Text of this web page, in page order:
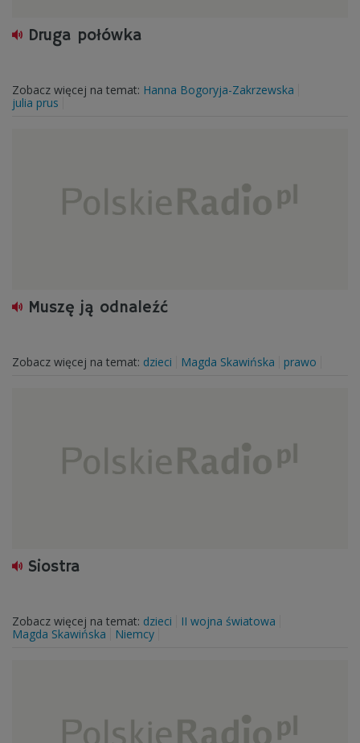
Druga połówka
Zobacz więcej na temat: Hanna Bogoryja-Zakrzewska
julia prus
Muszę ją odnaleźć
Zobacz więcej na temat: dzieci Magda Skawińska prawo
Siostra
Zobacz więcej na temat: dzieci
II wojna światowa
Magda Skawińska
Niemcy